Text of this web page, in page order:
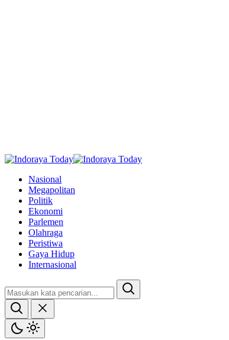
Nasional
Megapolitan
Politik
Ekonomi
Parlemen
Olahraga
Peristiwa
Gaya Hidup
Internasional